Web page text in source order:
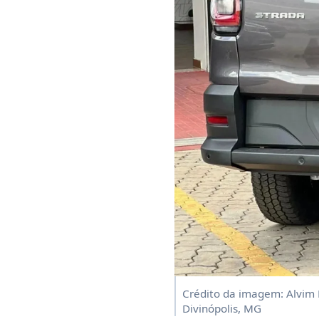
Crédito da imagem: Alvim
Divinópolis, MG